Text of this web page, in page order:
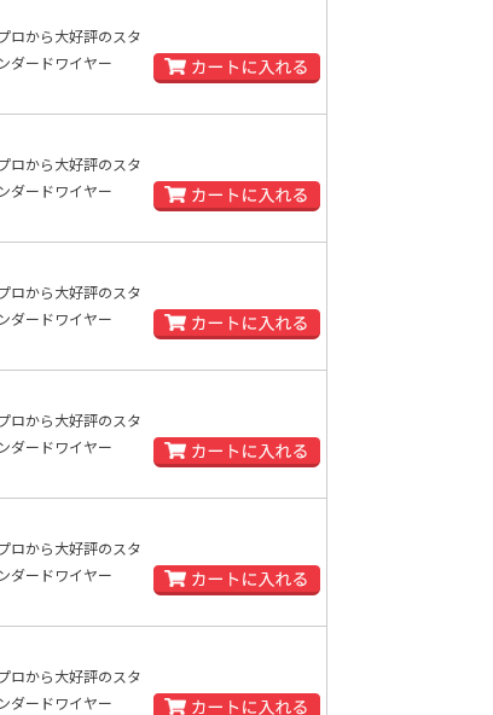
ロから大好評のスタ
ンダードワイヤー
ロから大好評のスタ
ンダードワイヤー
ロから大好評のスタ
ンダードワイヤー
ロから大好評のスタ
ンダードワイヤー
ロから大好評のスタ
ンダードワイヤー
ロから大好評のスタ
ンダードワイヤー